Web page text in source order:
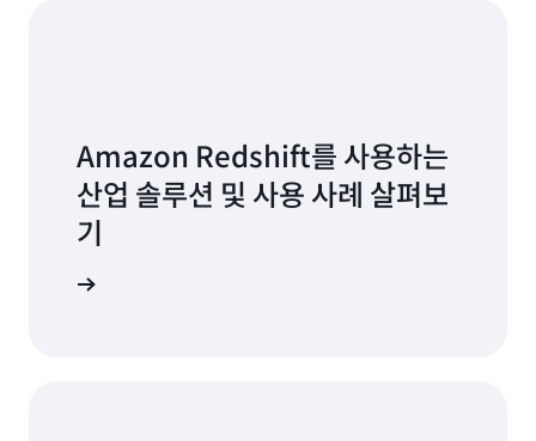
Amazon Redshift를 사용하는
산업 솔루션 및 사용 사례 살펴보
기